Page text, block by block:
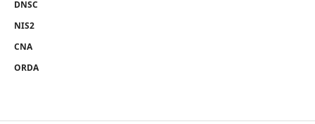
DNSC
NIS2
CNA
ORDA